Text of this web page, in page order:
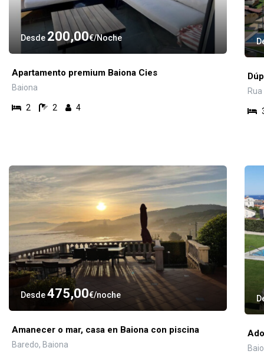
Desde 200,00€ Noche
Apartamento premium Baiona Cies
Baiona
2 2 4
Desde475,00€ noche
Amanecer o mar, casa en Baiona con piscina
Baredo, Baiona